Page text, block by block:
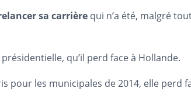
sa carrière qui n’a été, malgré
qu’il perd face à Hollande.
pour les municipales de 2014, elle perd